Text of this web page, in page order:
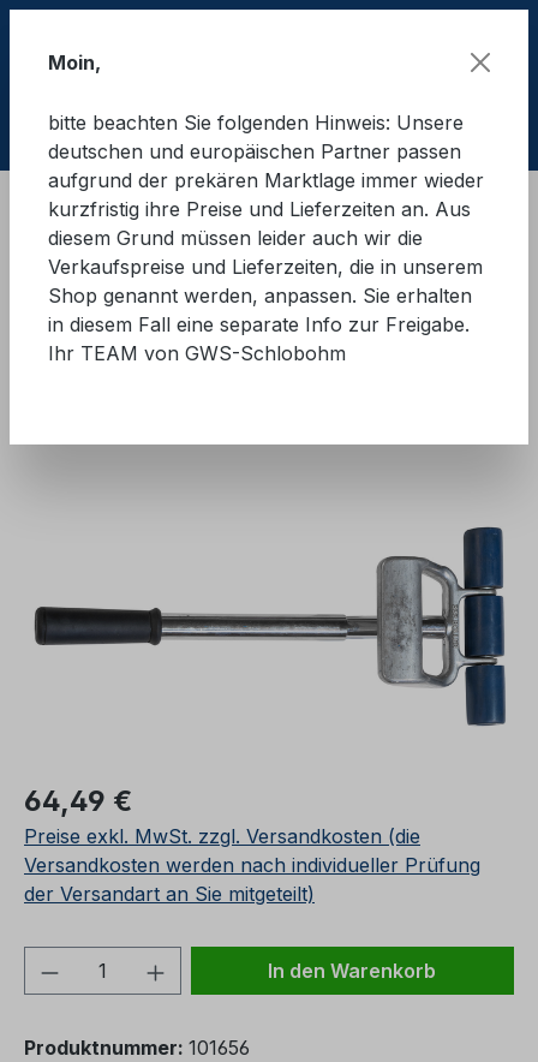
Ladungssicherung Container
TY-GARD DS®
Zubehör
TY-GARD Anroller
Regulärer Preis:
64,49 €
Preise exkl. MwSt. zzgl. Versandkosten (die
Versandkosten werden nach individueller Prüfung
der Versandart an Sie mitgeteilt)
Produkt Anzahl: Gib denIn den Warenkorb
Produktnummer: 101656
Moin,
bitte beachten Sie folgenden Hinweis: Unsere
deutschen und europäischen Partner passen
aufgrund der prekären Marktlage immer wieder
kurzfristig ihre Preise und Lieferzeiten an. Aus
diesem Grund müssen leider auch wir die
Verkaufspreise und Lieferzeiten, die in unserem
Shop genannt werden, anpassen. Sie erhalten
in diesem Fall eine separate Info zur Freigabe.
Ihr TEAM von GWS-Schlobohm